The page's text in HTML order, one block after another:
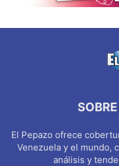
El Pepazo ofrece
Venezuela y el mundo,
análisis y